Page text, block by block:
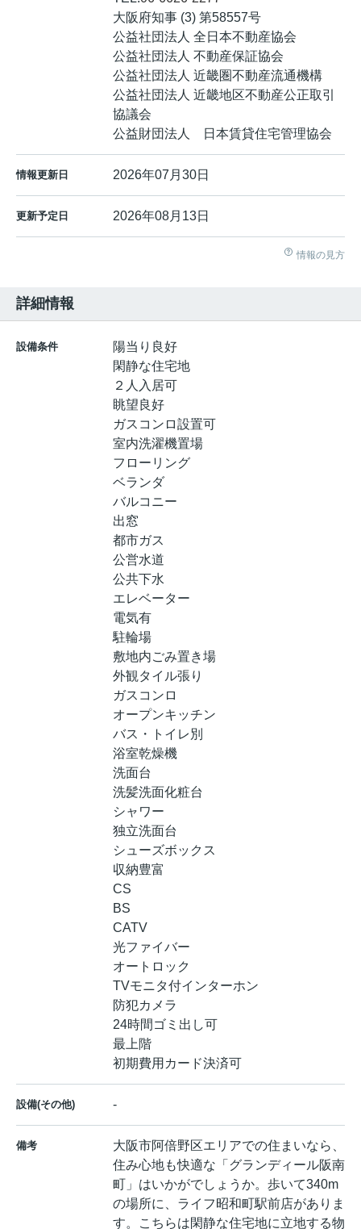
大阪府知事 (3) 第58557号
公益社団法人 全日本不動産協会
公益社団法人 不動産保証協会
公益社団法人 近畿圏不動産流通機構
公益社団法人 近畿地区不動産公正取引
協議会
公益財団法人 日本賃貸住宅管理協会
情報更新日 2026年07月30日
更新予定日 2026年08月13日
情報の見方
詳細情報
設備条件
陽当り良好
閑静な住宅地
２人入居可
眺望良好
ガスコンロ設置可
室内洗濯機置場
フローリング
ベランダ
バルコニー
出窓
都市ガス
公営水道
公共下水
エレベーター
電気有
駐輪場
敷地内ごみ置き場
外観タイル張り
ガスコンロ
オープンキッチン
バス・トイレ別
浴室乾燥機
洗面台
洗髪洗面化粧台
シャワー
独立洗面台
シューズボックス
収納豊富
CS
BS
CATV
光ファイバー
オートロック
TVモニタ付インターホン
防犯カメラ
24時間ゴミ出し可
最上階
初期費用カード決済可
設備(その他) -
備考
大阪市阿倍野区エリアでの住まいなら、
住み心地も快適な「グランディール阪南
町」はいかがでしょうか。歩いて340m
の場所に、ライフ昭和町駅前店がありま
す。こちらは閑静な住宅地に立地する物